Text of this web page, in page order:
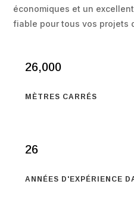
économiques et un
fiable pour tous vos projets
26,000
MÈTRES CARRÉS
26
ANNÉES D'EXPÉRIENCE